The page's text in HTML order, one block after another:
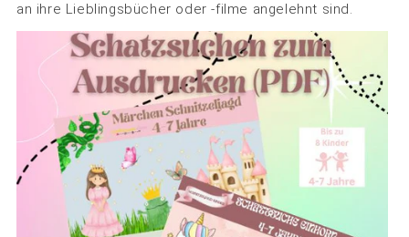
an ihre Lieblingsbücher oder -filme angelehnt sind.